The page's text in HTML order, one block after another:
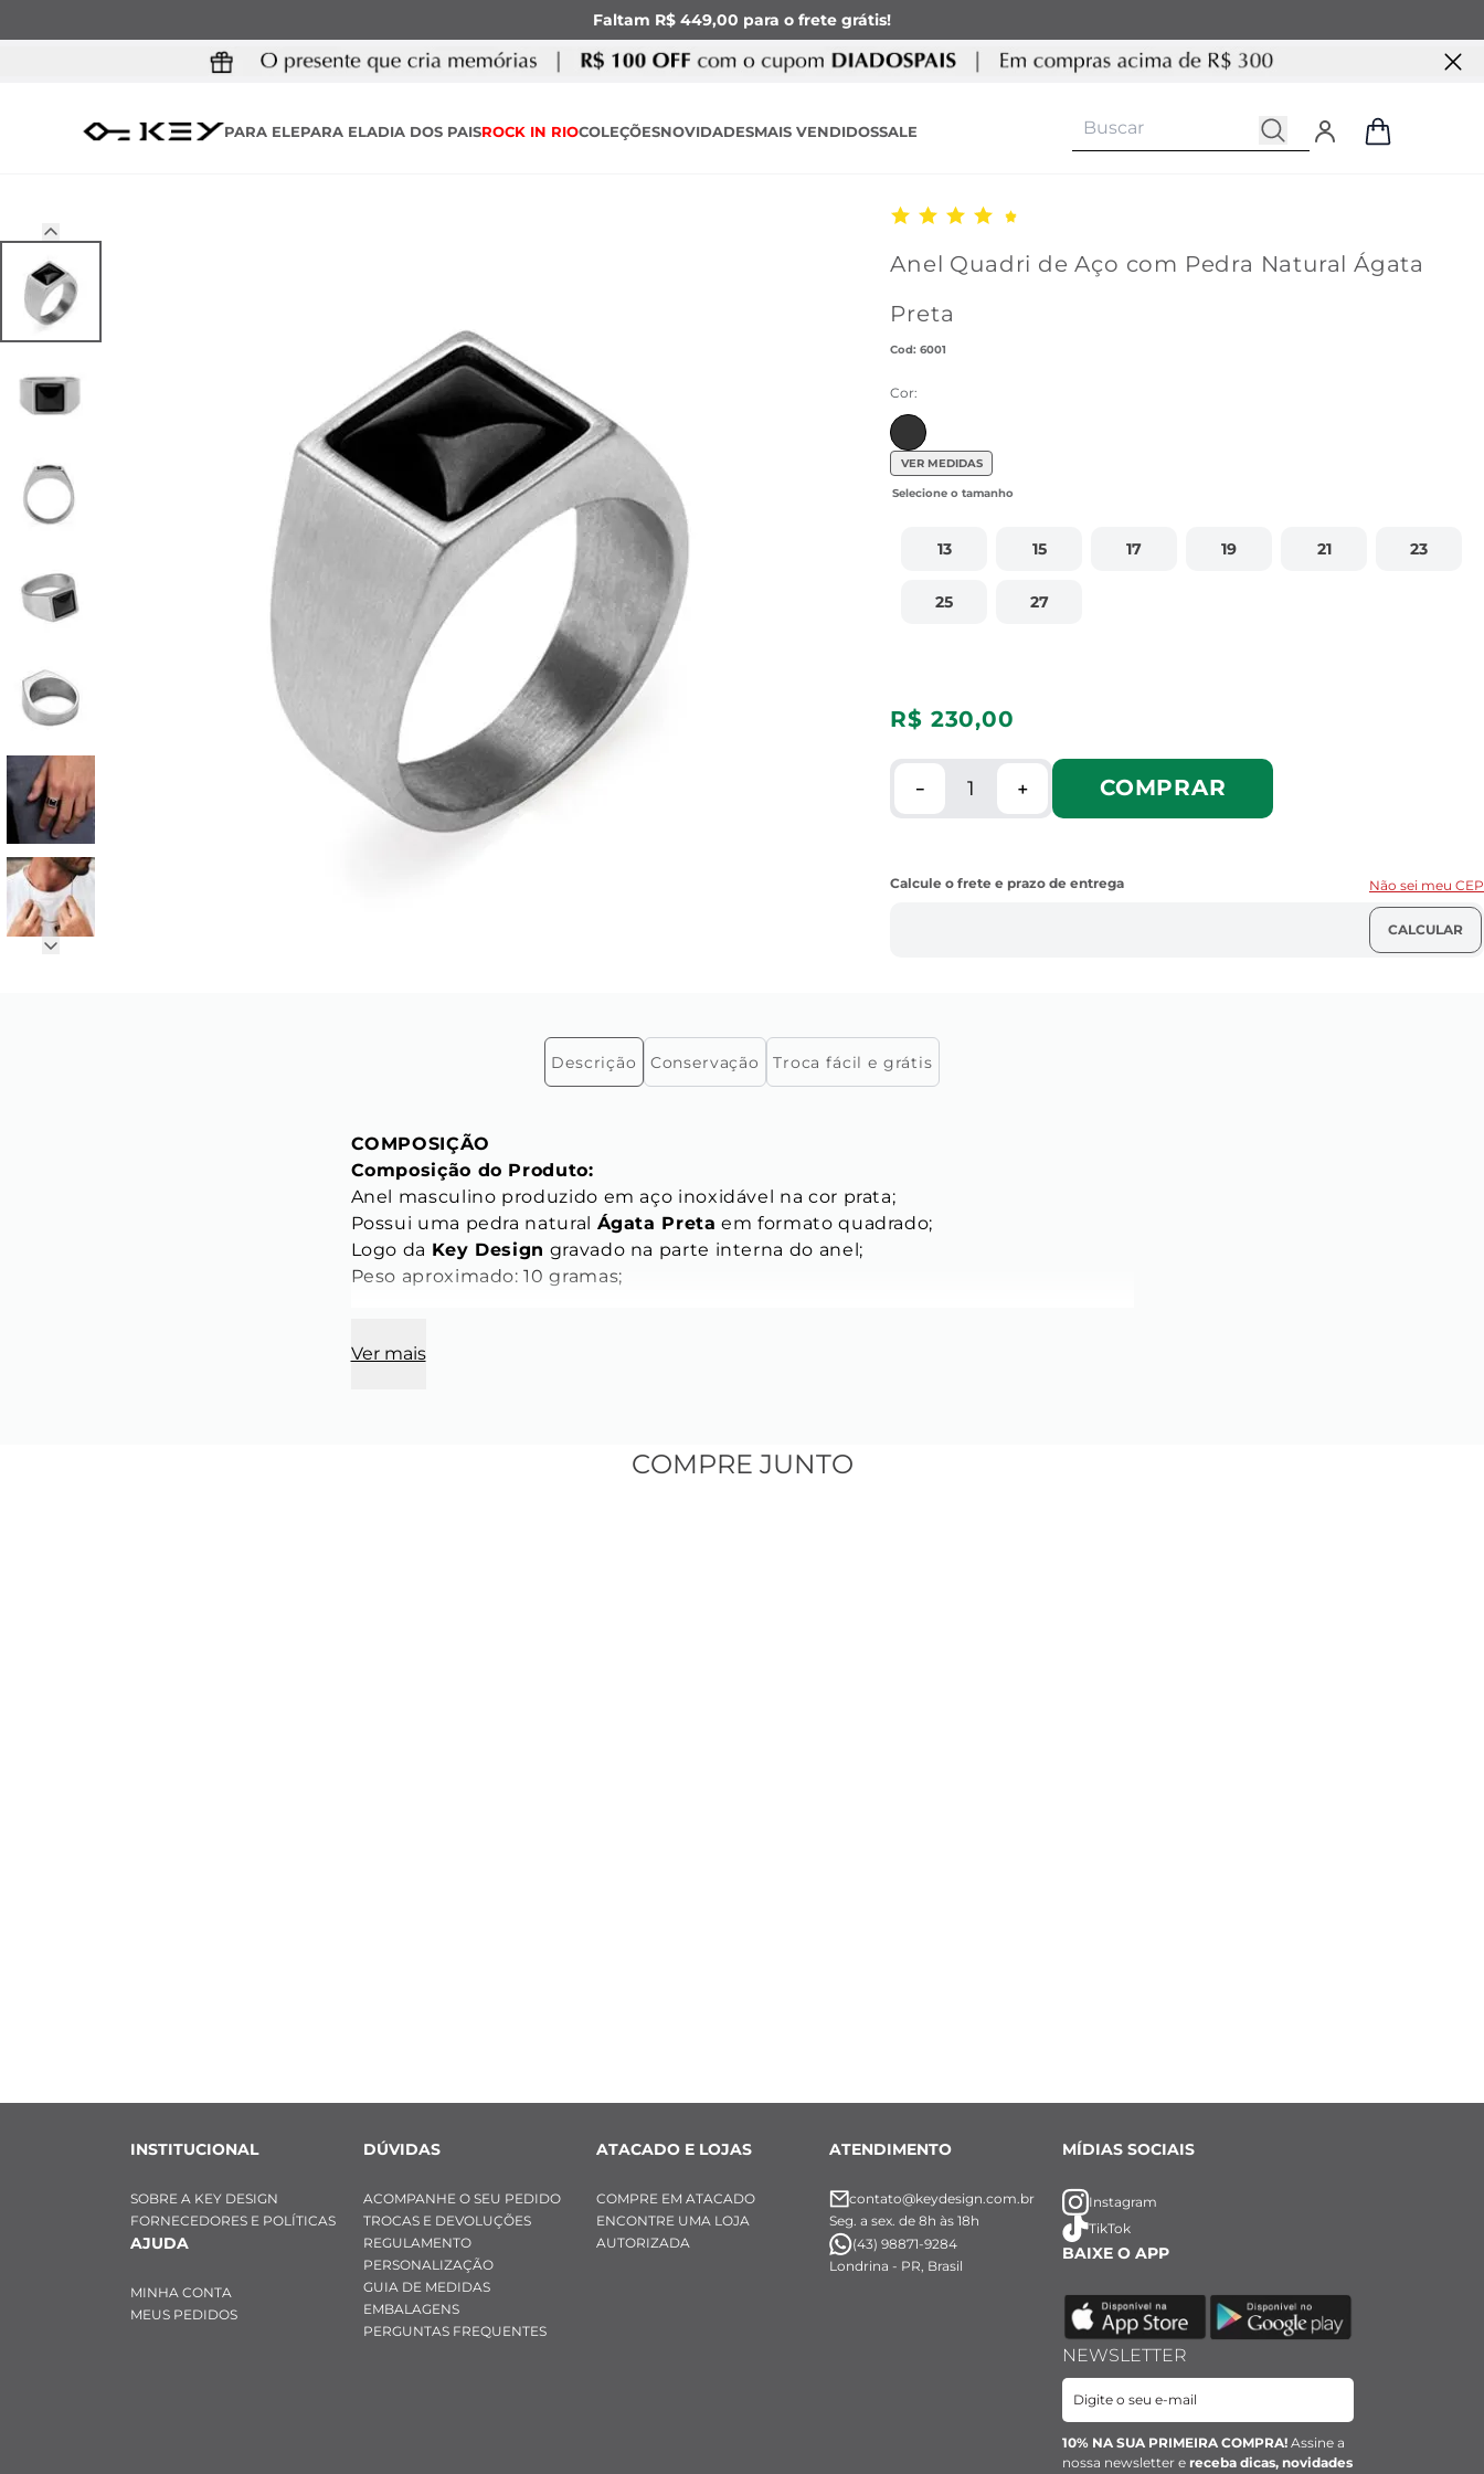
Faltam R$ 449,00 para o frete grátis!
PARA ELEPARA ELADIA DOS PAISROCK IN RIOCOLEÇÕESNOVIDADESMAIS VENDIDOSSALE
Anel Quadri de Aço com Pedra Natural Ágata
Preta
:6001
Cor:
VER MEDIDAS
13 15 17 19 21 23
25 27
R$ 230,00
＋
－ COMPRAR
Não sei meu CEP
Descrição Conservação Troca fácil e grátis
COMPOSIÇÃO
Composição do Produto:
Anel masculino produzido em aço inoxidável na cor prata;
Possui uma pedra natural Ágata Preta em formato quadrado;
Logo da Key Design gravado na parte interna do anel;
Peso aproximado: 10 gramas;
Largura: 12 mm;
Ver mais
COMPRE JUNTO
INSTITUCIONAL
SOBRE A KEY DESIGN
FORNECEDORES E POLÍTICAS
AJUDA
MINHA CONTA
MEUS PEDIDOS
DÚVIDAS
ACOMPANHE O SEU PEDIDO
TROCAS E DEVOLUÇÕES
REGULAMENTO
PERSONALIZAÇÃO
GUIA DE MEDIDAS
EMBALAGENS
PERGUNTAS FREQUENTES
ATACADO E LOJAS
COMPRE EM ATACADO
ENCONTRE UMA LOJA
AUTORIZADA
ATENDIMENTO
contato@keydesign.com.br
Seg. a sex. de 8h às 18h
(43) 98871-9284
Londrina - PR, Brasil
MÍDIAS SOCIAIS
Instagram
TikTok
BAIXE O APP
NEWSLETTER
10% NA SUA PRIMEIRA COMPRA! Assine a
nossa newsletter e receba dicas, novidades